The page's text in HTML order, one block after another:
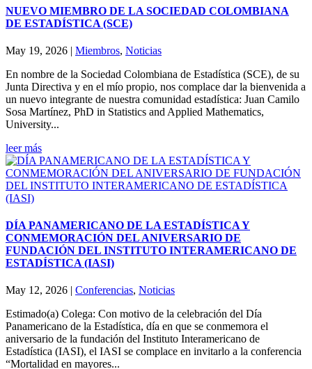
NUEVO MIEMBRO DE LA SOCIEDAD COLOMBIANA
DE ESTADÍSTICA (SCE)
May 19, 2026 | Miembros, Noticias
En nombre de la Sociedad Colombiana de Estadística (SCE), de su
Junta Directiva y en el mío propio, nos complace dar la bienvenida a
un nuevo integrante de nuestra comunidad estadística: Juan Camilo
Sosa Martínez, PhD in Statistics and Applied Mathematics,
University...
leer más
DÍA PANAMERICANO DE LA ESTADÍSTICA Y
CONMEMORACIÓN DEL ANIVERSARIO DE
FUNDACIÓN DEL INSTITUTO INTERAMERICANO DE
ESTADÍSTICA (IASI)
May 12, 2026 | Conferencias, Noticias
Estimado(a) Colega: Con motivo de la celebración del Día
Panamericano de la Estadística, día en que se conmemora el
aniversario de la fundación del Instituto Interamericano de
Estadística (IASI), el IASI se complace en invitarlo a la conferencia
“Mortalidad en mayores...